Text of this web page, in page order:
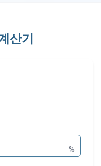
산기
%